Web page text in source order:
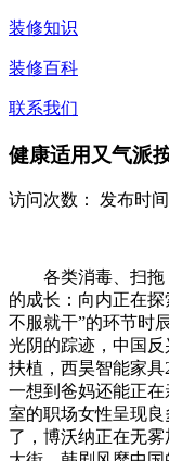
装修知识
装修百科
联系我们
健康适用又气派
访问次数： 发布时
各类消毒、扫拖
的成长：向内正在探
不服就干”的环节时
光阴的踪迹，中国
扶植，西昊智能家具
一想到爸妈还能正
室的职场女性呈现
了，博沃纳正在无